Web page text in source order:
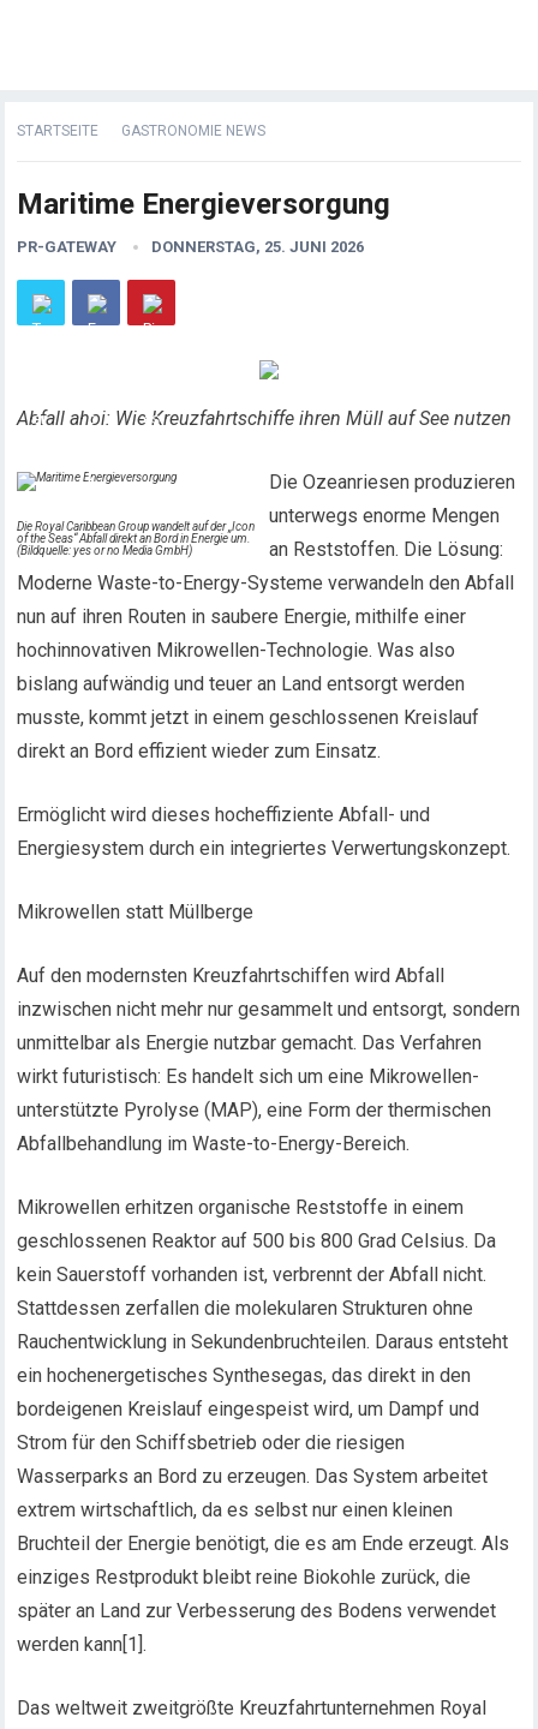
STARTSEITE GASTRONOMIE NEWS
Maritime Energieversorgung
PR-GATEWAY DONNERSTAG, 25. JUNI 2026
Abfall ahoi: Wie Kreuzfahrtschiffe ihren Müll auf See nutzen
Die Royal Caribbean Group wandelt auf der „Icon
of the Seas“ Abfall direkt an Bord in Energie um.
(Bildquelle: yes or no Media GmbH)
Die Ozeanriesen produzieren
unterwegs enorme Mengen
an Reststoffen. Die Lösung:
Moderne Waste-to-Energy-Systeme verwandeln den Abfall
nun auf ihren Routen in saubere Energie, mithilfe einer
hochinnovativen Mikrowellen-Technologie. Was also
bislang aufwändig und teuer an Land entsorgt werden
musste, kommt jetzt in einem geschlossenen Kreislauf
direkt an Bord effizient wieder zum Einsatz.
Ermöglicht wird dieses hocheffiziente Abfall- und
Energiesystem durch ein integriertes Verwertungskonzept.
Mikrowellen statt Müllberge
Auf den modernsten Kreuzfahrtschiffen wird Abfall
inzwischen nicht mehr nur gesammelt und entsorgt, sondern
unmittelbar als Energie nutzbar gemacht. Das Verfahren
wirkt futuristisch: Es handelt sich um eine Mikrowellen-
unterstützte Pyrolyse (MAP), eine Form der thermischen
Abfallbehandlung im Waste-to-Energy-Bereich.
Mikrowellen erhitzen organische Reststoffe in einem
geschlossenen Reaktor auf 500 bis 800 Grad Celsius. Da
kein Sauerstoff vorhanden ist, verbrennt der Abfall nicht.
Stattdessen zerfallen die molekularen Strukturen ohne
Rauchentwicklung in Sekundenbruchteilen. Daraus entsteht
ein hochenergetisches Synthesegas, das direkt in den
bordeigenen Kreislauf eingespeist wird, um Dampf und
Strom für den Schiffsbetrieb oder die riesigen
Wasserparks an Bord zu erzeugen. Das System arbeitet
extrem wirtschaftlich, da es selbst nur einen kleinen
Bruchteil der Energie benötigt, die es am Ende erzeugt. Als
einziges Restprodukt bleibt reine Biokohle zurück, die
später an Land zur Verbesserung des Bodens verwendet
werden kann[1].
Das weltweit zweitgrößte Kreuzfahrtunternehmen Royal